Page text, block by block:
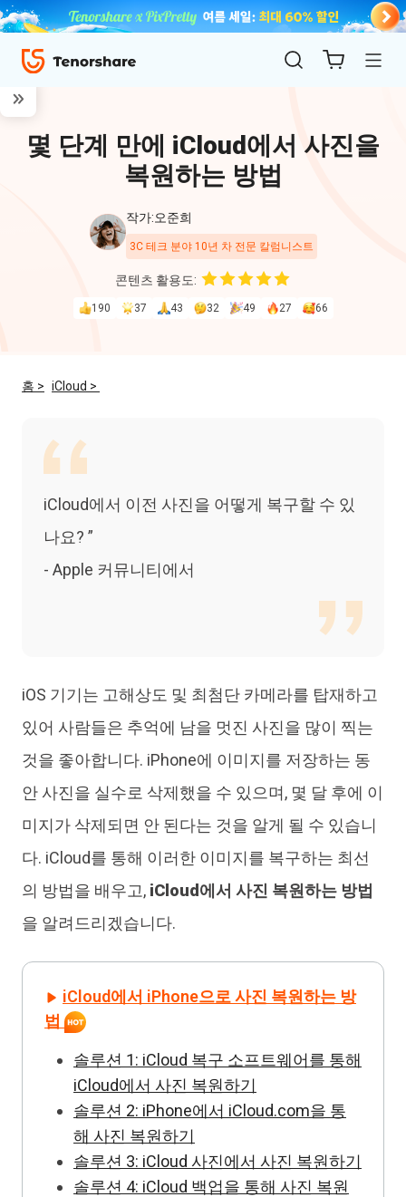
for iOS
iOS
iAnyGo
몇 단계 만에 iCloud에서 사진을
복원하는 방법
작가:오준희
3C 테크 분야 10년 차 전문 칼럼니스트
콘텐츠 활용도:
190 37 43 32 49 27 66
홈 > iCloud >
iCloud에서 이전 사진을 어떻게 복구할 수 있
나요? ”
- Apple 커뮤니티에서
iOS 기기는 고해상도 및 최첨단 카메라를 탑재하고
있어 사람들은 추억에 남을 멋진 사진을 많이 찍는
것을 좋아합니다. iPhone에 이미지를 저장하는 동
안 사진을 실수로 삭제했을 수 있으며, 몇 달 후에 이
미지가 삭제되면 안 된다는 것을 알게 될 수 있습니
다. iCloud를 통해 이러한 이미지를 복구하는 최선
의 방법을 배우고, iCloud에서 사진 복원하는 방법
을 알려드리겠습니다.
iCloud에서 iPhone으로 사진 복원하는 방
법
솔루션 1: iCloud 복구 소프트웨어를 통해
iCloud에서 사진 복원하기
솔루션 2: iPhone에서 iCloud.com을 통
해 사진 복원하기
솔루션 3: iCloud 사진에서 사진 복원하기
솔루션 4: iCloud 백업을 통해 사진 복원